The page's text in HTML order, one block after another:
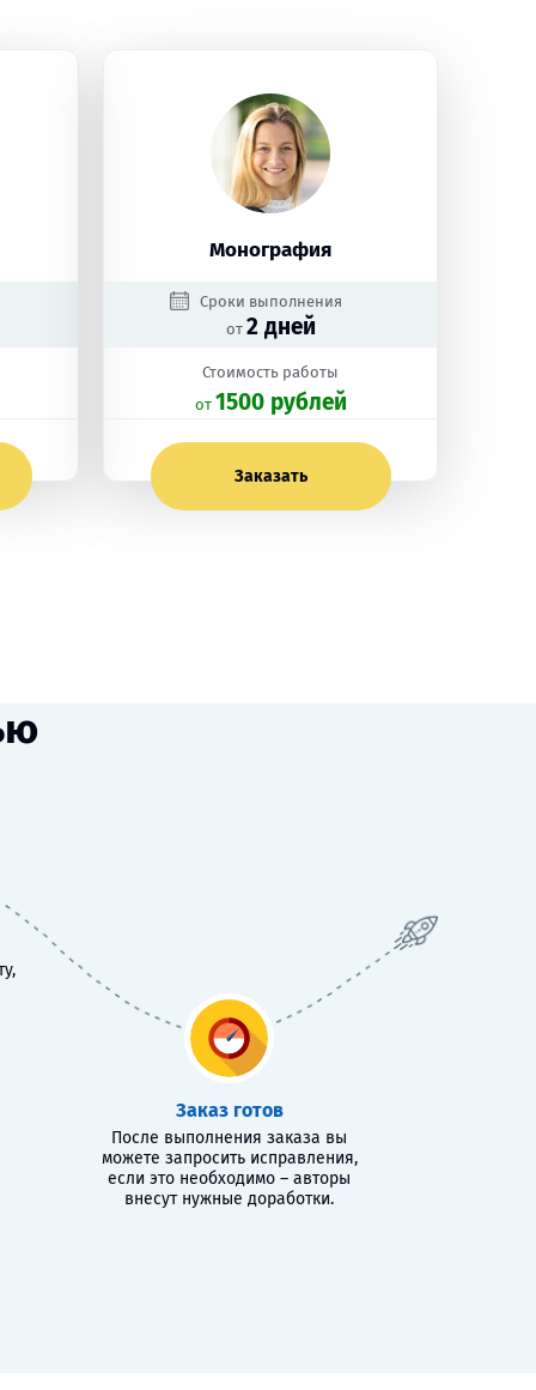
Монография
Сроки выполнения
от 2 дней
Стоимость работы
oт 1500 рублей
Заказать
Заказ готов
После выполнения заказа вы
можете запросить исправления,
если это необходимо – авторы
внесут нужные доработки.